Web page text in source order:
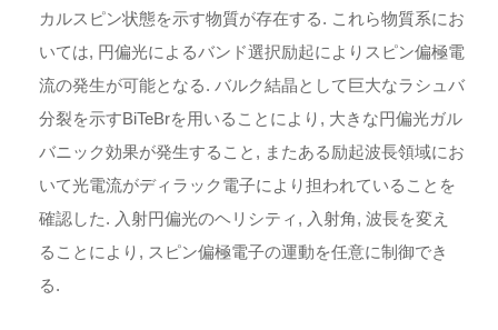
カルスピン状態を示す物質が存在する. これら物質系にお
いては, 円偏光によるバンド選択励起によりスピン偏極電
流の発生が可能となる. バルク結晶として巨大なラシュバ
分裂を示すBiTeBrを用いることにより, 大きな円偏光ガル
バニック効果が発生すること, またある励起波長領域にお
いて光電流がディラック電子により担われていることを
確認した. 入射円偏光のヘリシティ, 入射角, 波長を変え
ることにより, スピン偏極電子の運動を任意に制御でき
る.